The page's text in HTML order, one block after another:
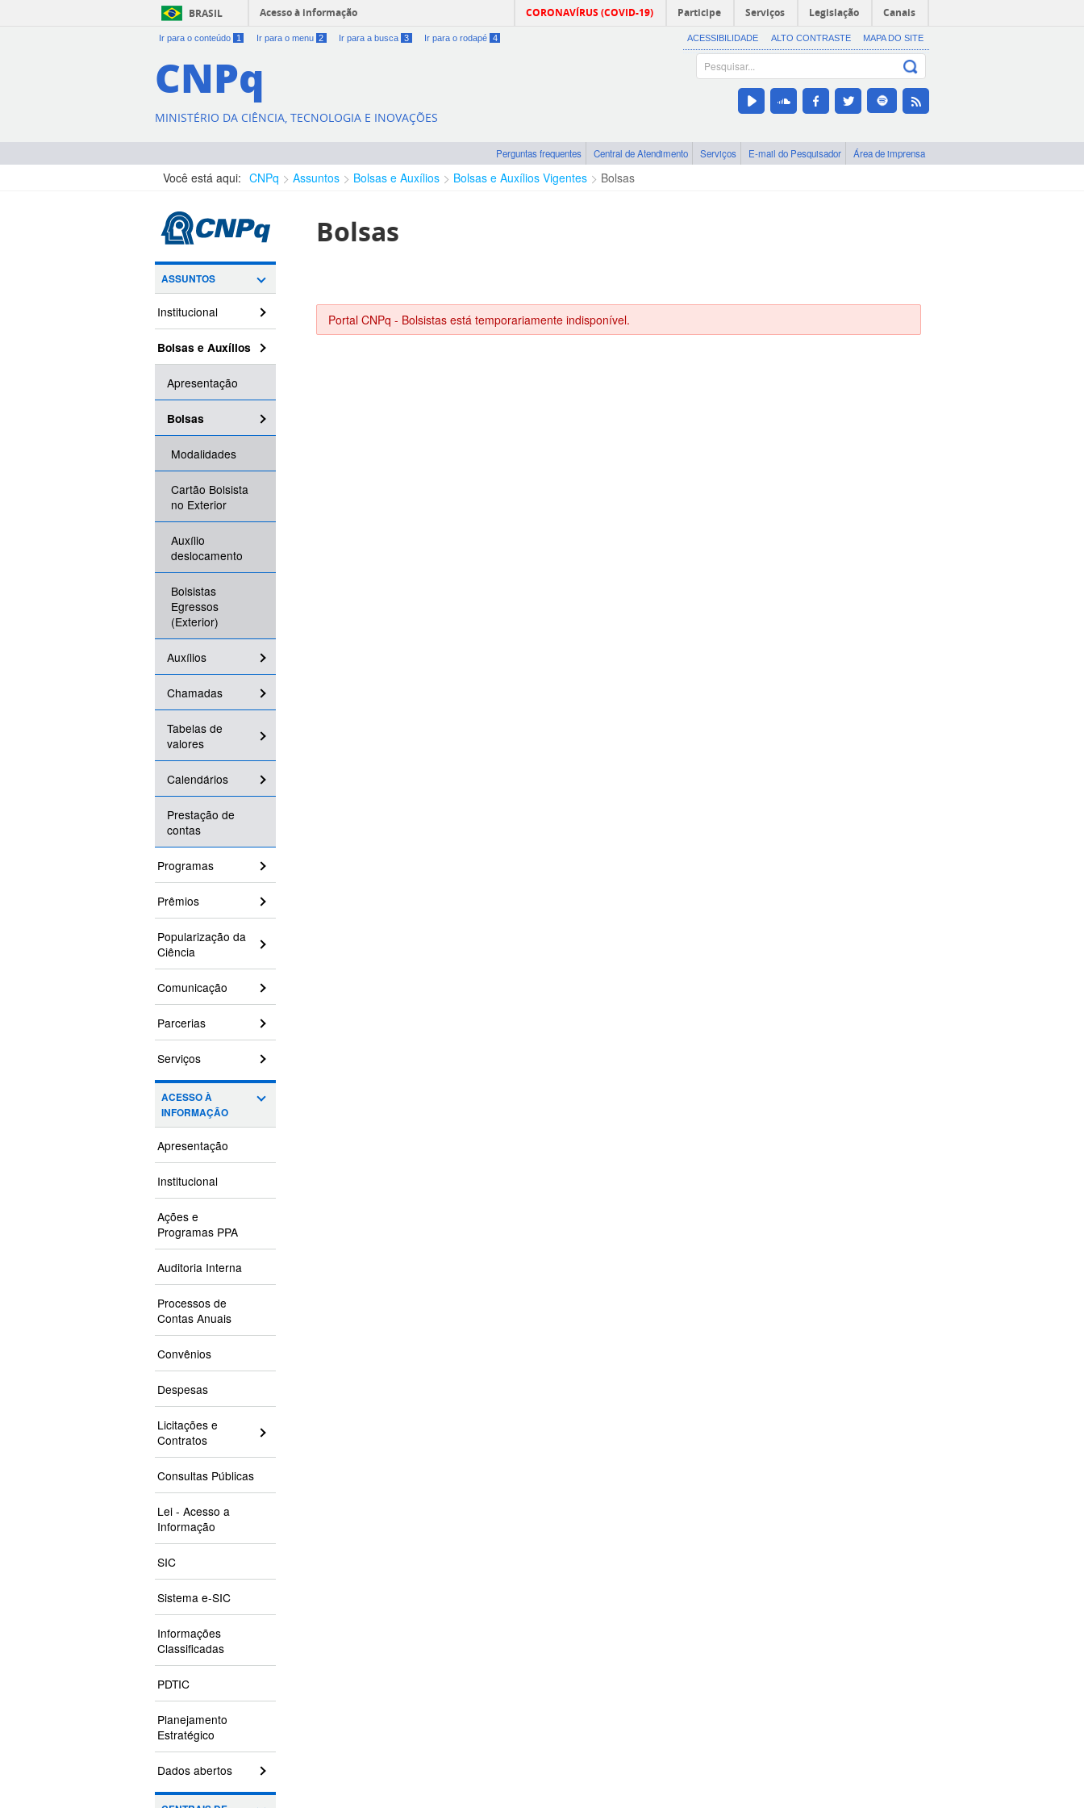
BRASIL Acesso à informação CORONAVÍRUS (COVID-19) Participe Serviços Legislação Canais
Ir para o conteúdo 1 Ir para o menu 2 Ir para a busca 3 Ir para o rodapé 4 ACESSIBILIDADE ALTO CONTRASTE MAPA DO SITE
CNPq
MINISTÉRIO DA CIÊNCIA, TECNOLOGIA E INOVAÇÕES
Perguntas frequentes Central de Atendimento Serviços E-mail do Pesquisador Área de imprensa
Você está aqui: CNPq Assuntos Bolsas e Auxílios Bolsas e Auxílios Vigentes Bolsas
ASSUNTOS
Institucional
Bolsas e Auxílios
Apresentação
Bolsas
Modalidades
Cartão Bolsista
no Exterior
Auxílio
deslocamento
Bolsistas
Egressos
(Exterior)
Auxílios
Chamadas
Tabelas de
valores
Calendários
Prestação de
contas
Programas
Prêmios
Popularização da
Ciência
Comunicação
Parcerias
Serviços
ACESSO À
INFORMAÇÃO
Apresentação
Institucional
Ações e
Programas PPA
Auditoria Interna
Processos de
Contas Anuais
Convênios
Despesas
Licitações e
Contratos
Consultas Públicas
Lei - Acesso a
Informação
SIC
Sistema e-SIC
Informações
Classificadas
PDTIC
Planejamento
Estratégico
Dados abertos
Bolsas
Portal CNPq - Bolsistas está temporariamente indisponível.